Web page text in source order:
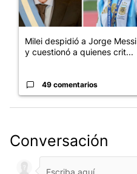
Milei despidió a Jorge Messi
y cuestionó a quienes crit...
49 comentarios
Conversación